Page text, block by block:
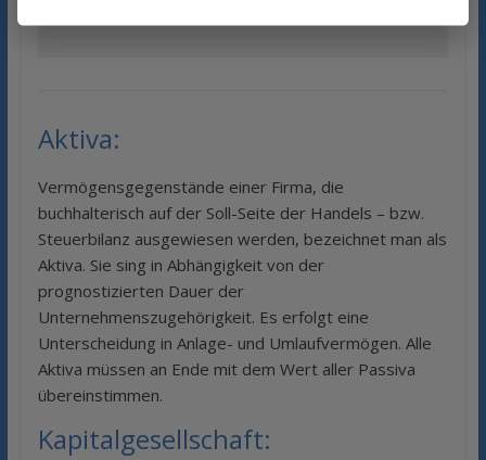
Aktiva:
Vermögensgegenstände einer Firma, die
buchhalterisch auf der Soll-Seite der Handels – bzw.
Steuerbilanz ausgewiesen werden, bezeichnet man als
Aktiva. Sie sing in Abhängigkeit von der
prognostizierten Dauer der
Unternehmenszugehörigkeit. Es erfolgt eine
Unterscheidung in Anlage- und Umlaufvermögen. Alle
Aktiva müssen an Ende mit dem Wert aller Passiva
übereinstimmen.
Kapitalgesellschaft: